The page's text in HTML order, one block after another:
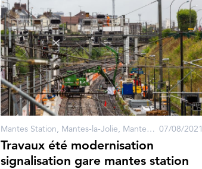
Mantes Station, Mantes-la-Jolie, Mantes-la-Ville 07/08/2021
Travaux été modernisation
signalisation gare mantes station